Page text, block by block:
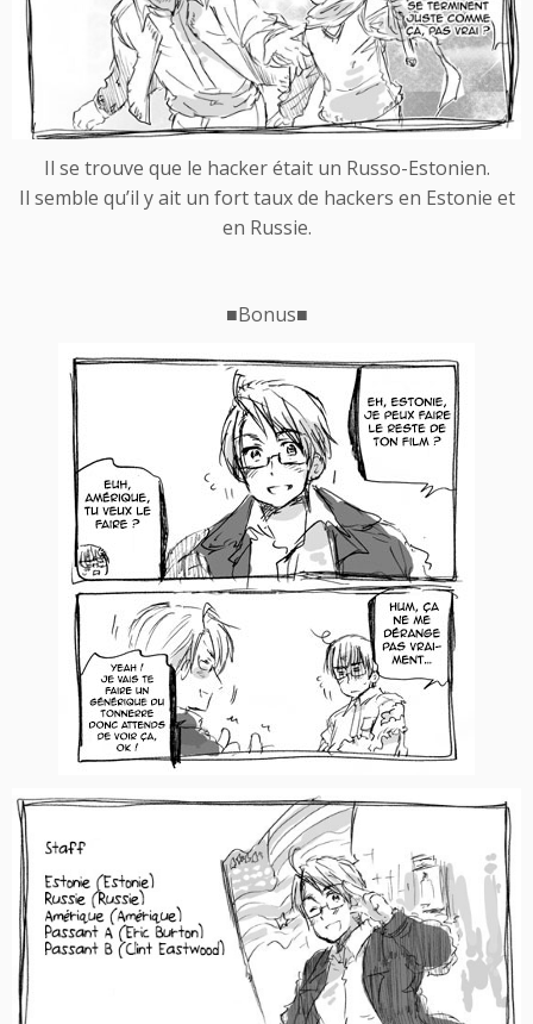
Il se trouve que le hacker était un Russo-Estonien.
Il semble qu’il y ait un fort taux de hackers en Estonie et
en Russie.
■Bonus■